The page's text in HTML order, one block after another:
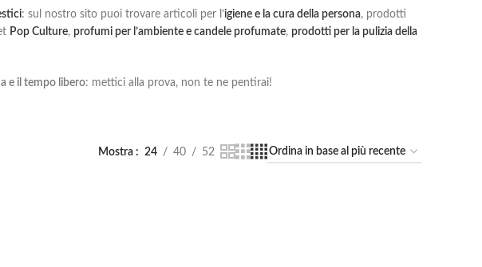
: sul nostro sito puoi trovare articoli per l’igiene e la cura della persona, prodotti
Pop Culture, profumi per l’ambiente e candele profumate, prodotti per la pulizia della
e il tempo libero: mettici alla prova, non te ne pentirai!
Mostra 24 40 52